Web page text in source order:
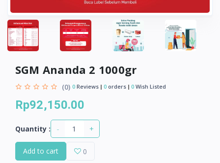
SGM Ananda 2 1000gr
(0) 0 Reviews 0 orders 0 Wish Listed
Rp92,150.00
Quantity : - +
Add to cart 0